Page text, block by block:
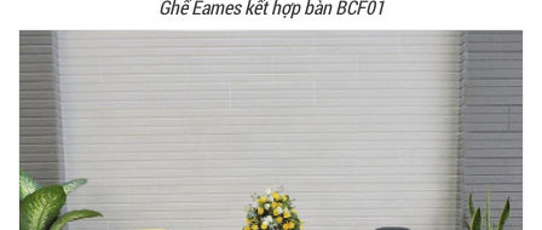
Ghế Eames kết hợp bàn BCF01